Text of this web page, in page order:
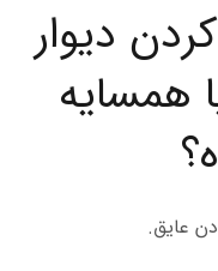
دیوار
همسایه
عایق.